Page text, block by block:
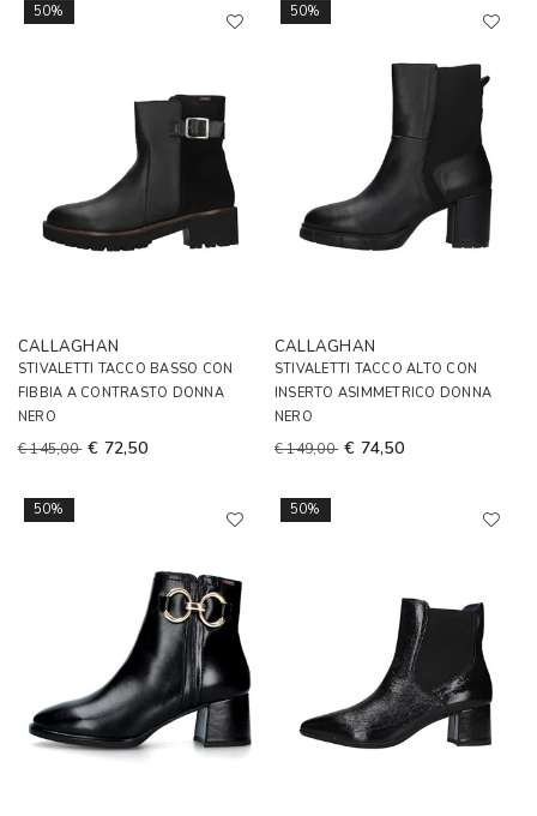
50%
CALLAGHAN
STIVALETTI TACCO BASSO CON
FIBBIA A CONTRASTO DONNA
NERO
€ 145,00 € 72,50
50%
CALLAGHAN
STIVALETTI TACCO ALTO CON
INSERTO ASIMMETRICO DONNA
NERO
€ 149,00 € 74,50
50% 50%